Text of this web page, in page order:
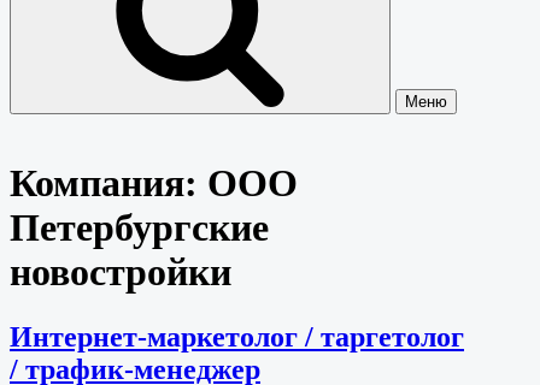
Меню
Компания: ООО
Петербургские
новостройки
Интернет-маркетолог / таргетолог
/ трафик-менеджер